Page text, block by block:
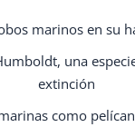
marinos en su
una
extinción
como